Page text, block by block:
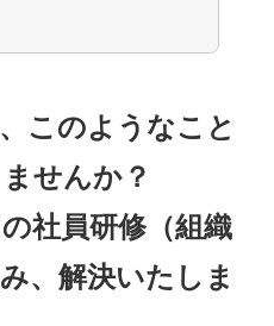
このようなこと
せんか？
社員研修（組織
、解決いたしま